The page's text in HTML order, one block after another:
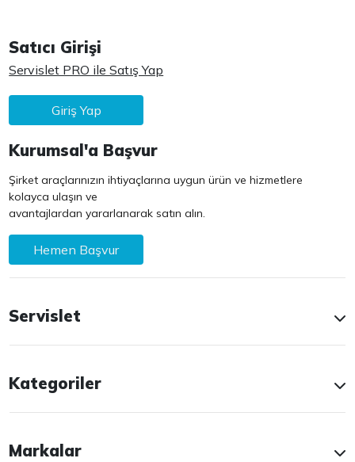
Satıcı Girişi
Servislet PRO ile Satış Yap
Giriş Yap
Kurumsal'a Başvur
Şirket araçlarınızın ihtiyaçlarına uygun ürün ve hizmetlere
kolayca ulaşın ve
avantajlardan yararlanarak satın alın.
Hemen Başvur
Servislet
Kategoriler
Markalar